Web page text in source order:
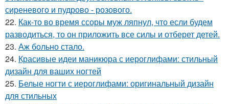
сиреневого и пудрово - розового.
22. Как-то во время ссоры муж ляпнул, что если будем
разводиться, то он приложить все силы и отберет детей.
23. Аж больно стало.
24. Красивые идеи маникюра с иероглифами: стильный
дизайн для ваших ногтей
25. Белые ногти с иероглифами: оригинальный дизайн
для стильных